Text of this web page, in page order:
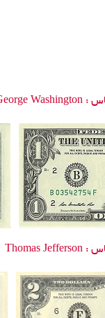
:
Washington
:
Thomas Jefferson